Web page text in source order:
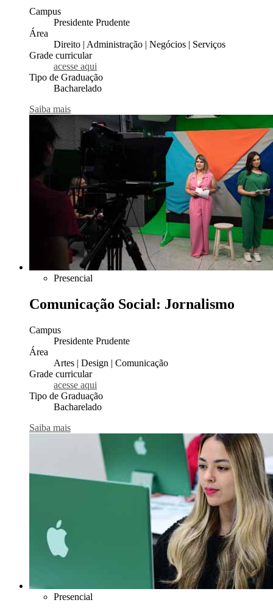
Campus
Presidente Prudente
Área
Direito | Administração | Negócios | Serviços
Grade curricular
acesse aqui
Tipo de Graduação
Bacharelado
Saiba mais
Presencial
Comunicação Social: Jornalismo
Campus
Presidente Prudente
Área
Artes | Design | Comunicação
Grade curricular
acesse aqui
Tipo de Graduação
Bacharelado
Saiba mais
Presencial